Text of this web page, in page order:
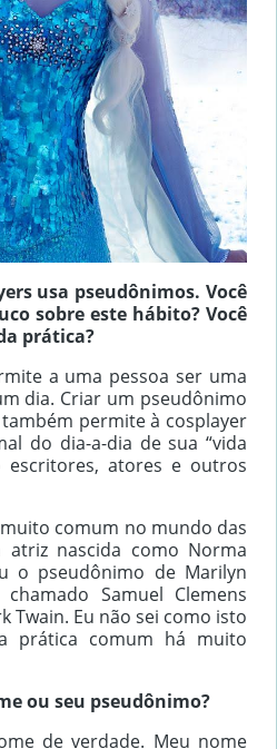
usa pseudônimos. Você
sobre este hábito? Você
prática?
a uma pessoa ser uma
dia. Criar um pseudônimo
permite à cosplayer
do dia-a-dia de sua “vida
escritores, atores e outros
comum no mundo das
nascida como Norma
o pseudônimo de Marilyn
Samuel Clemens
Twain. Eu não sei como isto
prática comum há muito
ou seu pseudônimo?
de verdade. Meu nome